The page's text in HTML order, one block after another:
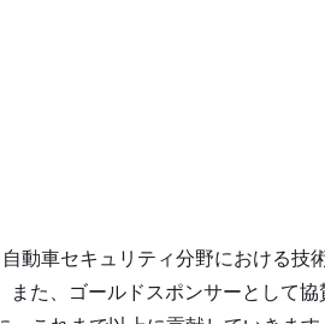
動車セキュリティ分野における技
ま た、ゴールドスポンサーとして協